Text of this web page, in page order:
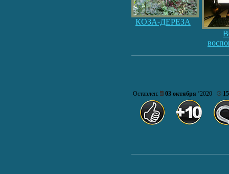
КОЗА-ДЕРЕЗА
Оставлен: 03 октября ’2020